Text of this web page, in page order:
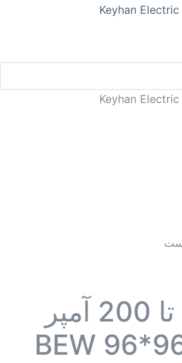
آمپر متر 0 تا 200 آمپر